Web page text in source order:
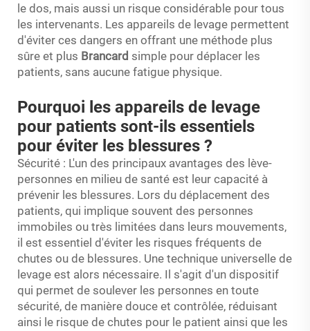
le dos, mais aussi un risque considérable pour tous
les intervenants. Les appareils de levage permettent
d'éviter ces dangers en offrant une méthode plus
sûre et plus Brancard simple pour déplacer les
patients, sans aucune fatigue physique.
Pourquoi les appareils de levage
pour patients sont-ils essentiels
pour éviter les blessures ?
Sécurité : L'un des principaux avantages des lève-
personnes en milieu de santé est leur capacité à
prévenir les blessures. Lors du déplacement des
patients, qui implique souvent des personnes
immobiles ou très limitées dans leurs mouvements,
il est essentiel d'éviter les risques fréquents de
chutes ou de blessures. Une technique universelle de
levage est alors nécessaire. Il s'agit d'un dispositif
qui permet de soulever les personnes en toute
sécurité, de manière douce et contrôlée, réduisant
ainsi le risque de chutes pour le patient ainsi que les